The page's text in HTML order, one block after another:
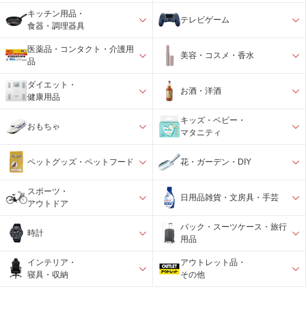
キッチン用品・
食器・調理器具
テレビゲーム
医薬品・コンタクト・介護用
品
美容・コスメ・香水
ダイエット・
健康用品
お酒・洋酒
おもちゃ
キッズ・ベビー・
マタニティ
ペットグッズ・ペットフード 花・ガーデン・DIY
スポーツ・
アウトドア
日用品雑貨・文房具・手芸
時計
バック・スーツケース・旅行
用品
インテリア・
寝具・収納
アウトレット品・
その他